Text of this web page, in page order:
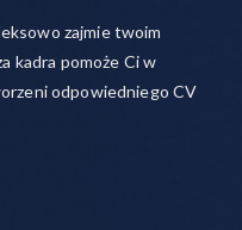
zajmie twoim
kadra pomoże Ci w
odpowiedniego CV